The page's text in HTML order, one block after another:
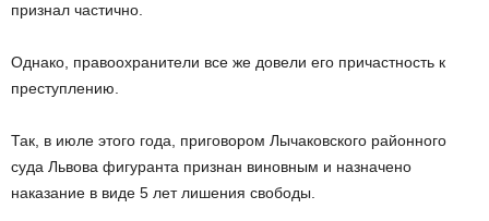
признал частично.
Однако, правоохранители все же довели его причастность к
преступлению.
Так, в июле этого года, приговором Лычаковского районного
суда Львова фигуранта признан виновным и назначено
наказание в виде 5 лет лишения свободы.